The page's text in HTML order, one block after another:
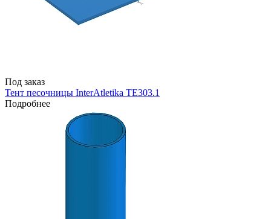
Под заказ
Тент песочницы InterAtletika TE303.1
Подробнее